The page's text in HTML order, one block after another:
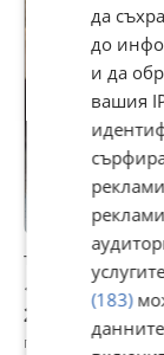
102,26 €
200 лв
гр. Варна,
да
до
и да
вашия
(183)